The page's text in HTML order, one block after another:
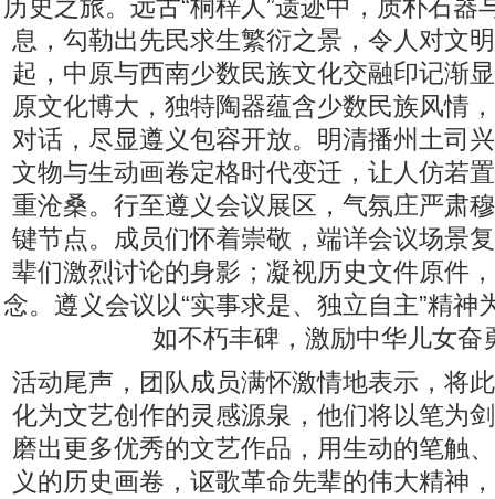
历史之旅。远古“桐梓人”遗迹中，质朴石器
息，勾勒出先民求生繁衍之景，令人对文
起，中原与西南少数民族文化交融印记渐
原文化博大，独特陶器蕴含少数民族风情
对话，尽显遵义包容开放。明清播州土司
文物与生动画卷定格时代变迁，让人仿若
重沧桑。行至遵义会议展区，气氛庄严肃
键节点。成员们怀着崇敬，端详会议场景
辈们激烈讨论的身影；凝视历史文件原件
念。遵义会议以“实事求是、独立自主”精神
如不朽丰碑，激励中华儿女奋
活动尾声，团队成员满怀激情地表示，将
化为文艺创作的灵感源泉，他们将以笔为
磨出更多优秀的文艺作品，用生动的笔触
义的历史画卷，讴歌革命先辈的伟大精神